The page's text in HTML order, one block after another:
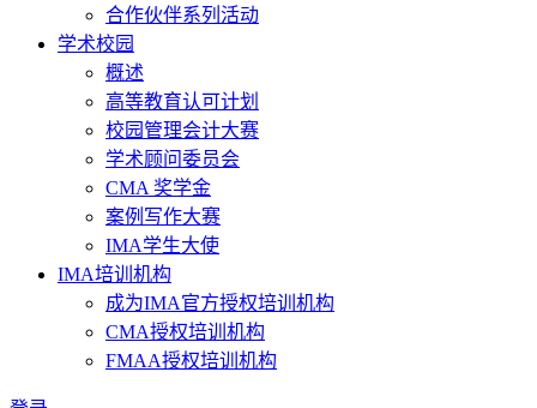
合作伙伴系列活动
学术校园
概述
高等教育认可计划
校园管理会计大赛
学术顾问委员会
CMA 奖学金
案例写作大赛
IMA学生大使
IMA培训机构
成为IMA官方授权培训机构
CMA授权培训机构
FMAA授权培训机构